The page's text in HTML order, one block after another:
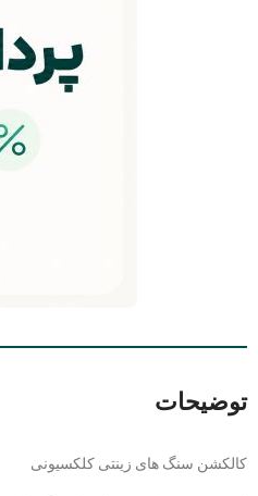
توضیحات
کالکشن سنگ های زینتی کلکسیونی